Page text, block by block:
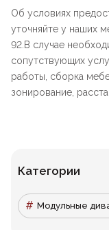
Об условиях
уточняйте у наших
92.В случае
сопутствующих
работы, сборка
зонирование,
Категории
Модульные